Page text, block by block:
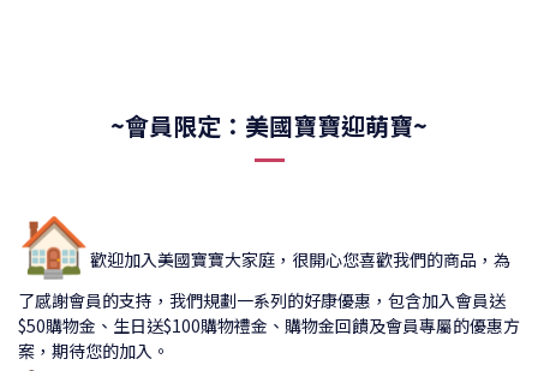
~會員限定：美國寶寶迎萌寶~
🏠歡迎加入美國寶寶大家庭，很開心您喜歡我們的商品，為
了感謝會員的支持，我們規劃一系列的好康優惠，包含加入會員送
$50購物金、生日送$100購物禮金、購物金回饋及會員專屬的優惠方
案，期待您的加入。